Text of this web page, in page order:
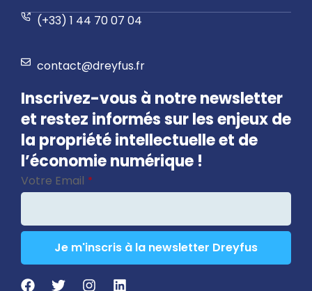
(+33) 1 44 70 07 04
contact@dreyfus.fr
Inscrivez-vous à notre newsletter
et restez informés sur les enjeux de
la propriété intellectuelle et de
l’économie numérique !
Votre Email *
Je m'inscris à la newsletter Dreyfus
Your